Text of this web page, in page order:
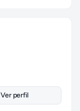
Ver perfil